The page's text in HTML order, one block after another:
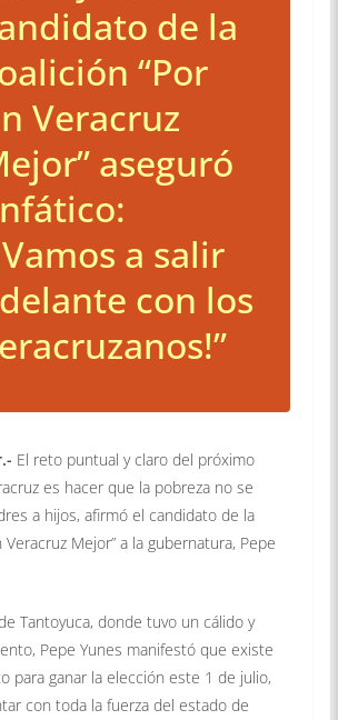
de la
“Por
Veracruz
aseguró
a salir
con los
El reto puntual y claro del próximo
es hacer que la pobreza no se
a hijos, afirmó el candidato de la
Veracruz Mejor” a la gubernatura, Pepe
Tantoyuca, donde tuvo un cálido y
Pepe Yunes manifestó que existe
para ganar la elección este 1 de julio,
con toda la fuerza del estado de